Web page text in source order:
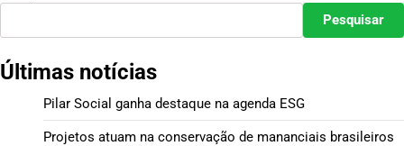
Pesquisar
Últimas notícias
Pilar Social ganha destaque na agenda ESG
Projetos atuam na conservação de mananciais brasileiros